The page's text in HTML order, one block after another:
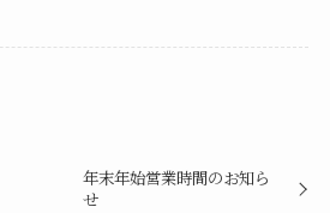
年末年始営業時間のお知ら
せ